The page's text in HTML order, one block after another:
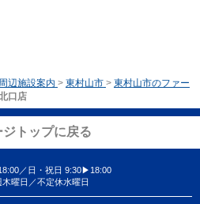
周辺施設案内 > 東村山市 > 東村山市のファー
口店
ジトップに戻る
／日・祝日 9:30▶18:00
曜日／不定休水曜日